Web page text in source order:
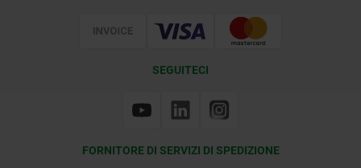
SEGUITECI
FORNITORE DI SERVIZI DI SPEDIZIONE